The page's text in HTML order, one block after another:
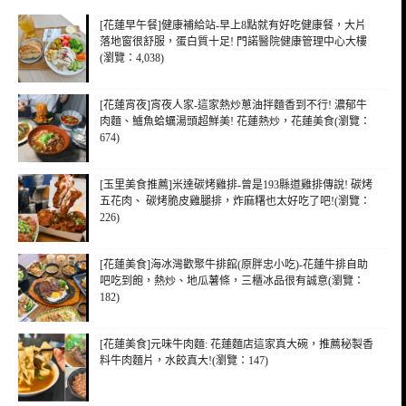
[花蓮早午餐]健康補給站-早上8點就有好吃健康餐，大片
落地窗很舒服，蛋白質十足! 門諾醫院健康管理中心大樓
(瀏覽：4,038)
[花蓮宵夜]宵夜人家-這家熱炒蔥油拌麵香到不行! 濃郁牛
肉麵、鱸魚蛤蠣湯頭超鮮美! 花蓮熱炒，花蓮美食(瀏覽：
674)
[玉里美食推薦]米達碳烤雞排-曾是193縣道雞排傳說! 碳烤
五花肉、 碳烤脆皮雞腿排，炸麻糬也太好吃了吧!(瀏覽：
226)
[花蓮美食]海冰灣歡聚牛排館(原胖忠小吃)-花蓮牛排自助
吧吃到飽，熱炒、地瓜薯條，三櫃冰品很有誠意(瀏覽：
182)
[花蓮美食]元味牛肉麵: 花蓮麵店這家真大碗，推薦秘製香
料牛肉麵片，水餃真大!(瀏覽：147)